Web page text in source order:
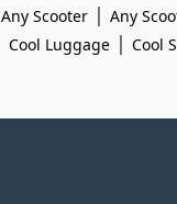
Any Scooter | Any
Cool Luggage | Cool